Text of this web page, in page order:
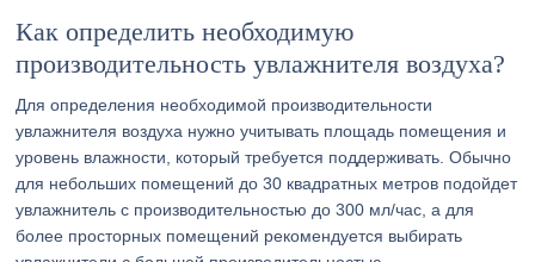
Как определить необходимую
производительность увлажнителя воздуха?
Для определения необходимой производительности
увлажнителя воздуха нужно учитывать площадь помещения и
уровень влажности, который требуется поддерживать. Обычно
для небольших помещений до 30 квадратных метров подойдет
увлажнитель с производительностью до 300 мл/час, а для
более просторных помещений рекомендуется выбирать